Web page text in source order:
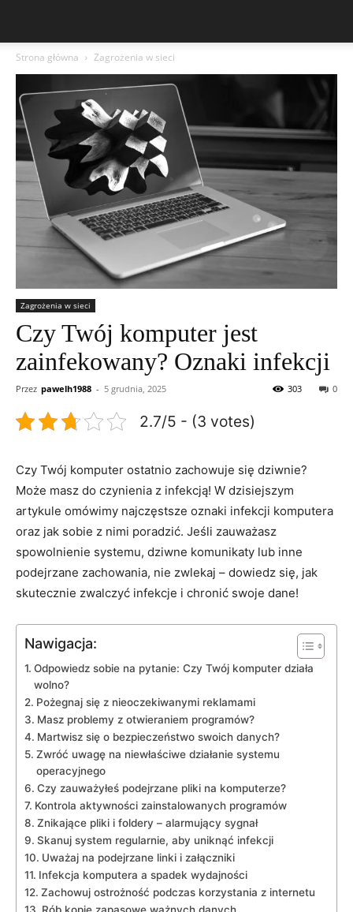
Strona główna Zagrożenia w sieci
Zagrożenia w sieci
Czy Twój komputer jest
zainfekowany? Oznaki infekcji
Przez pawelh1988 - 5 grudnia, 2025 0
303
2.7/5 - (3 votes)
Czy Twój komputer⁣ ostatnio zachowuje się dziwnie?
Może masz​ do czynienia z infekcją! W dzisiejszym
artykule​ omówimy najczęstsze oznaki ⁤infekcji komputera ​
oraz ‍jak sobie z nimi poradzić. Jeśli zauważasz
spowolnienie systemu, ‌dziwne komunikaty lub inne
podejrzane zachowania, nie zwlekaj – dowiedz​ się, jak
skutecznie zwalczyć infekcje i chronić swoje dane!
Nawigacja:
Odpowiedz sobie na pytanie: Czy​ Twój⁤ komputer działa
wolno?
Pożegnaj się z​ nieoczekiwanymi‌ reklamami
Masz problemy z otwieraniem‌ programów?
Martwisz się o bezpieczeństwo swoich danych?
Zwróć uwagę na niewłaściwe działanie systemu
operacyjnego
Czy zauważyłeś podejrzane pliki na komputerze?
Kontrola aktywności zainstalowanych programów
Znikające pliki i⁣ foldery – alarmujący sygnał
Skanuj system regularnie, aby uniknąć infekcji
Uważaj na podejrzane linki i załączniki
Infekcja komputera a spadek‍ wydajności
Zachowuj ostrożność podczas korzystania z internetu